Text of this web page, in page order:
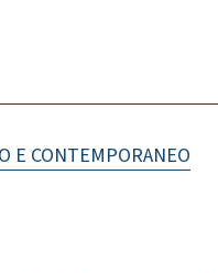
E CONTEMPORANEO